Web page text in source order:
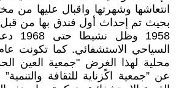
انتعاشها وشهرتها واقبال عليها من
بحيث تم إحداث أول فندق بها من
1958
محلية لهذا الغرض "جمعية العين